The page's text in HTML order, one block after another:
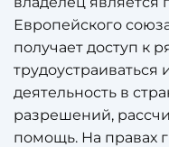
Европейского
получает доступ к
деятельность в
разрешений,
помощь. На правах